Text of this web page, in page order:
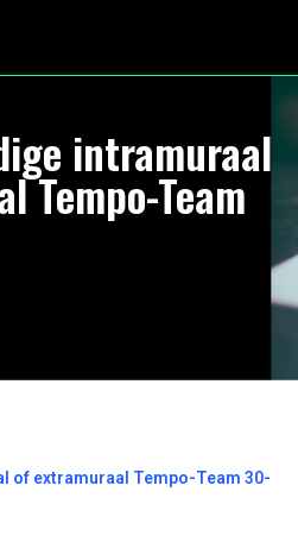
intramuraal
Tempo-Team
of extramuraal Tempo-Team 30-